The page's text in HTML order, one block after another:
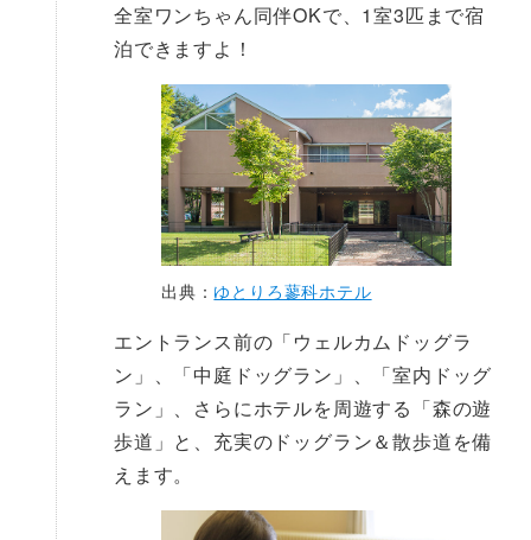
全室ワンちゃん同伴OKで、1室3匹まで宿
泊できますよ！
出典： ゆとりろ蓼科ホテル
エントランス前の「ウェルカムドッグラ
ン」、「中庭ドッグラン」、「室内ドッグ
ラン」、さらにホテルを周遊する「森の遊
歩道」と、充実のドッグラン＆散歩道を備
えます。